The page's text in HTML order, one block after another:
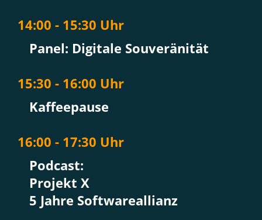
14:00 - 15:30 Uhr
Panel: Digitale Souveränität
15:30 - 16:00 Uhr
Kaffeepause
16:00 - 17:30 Uhr
Podcast:
Projekt X
5 Jahre Softwareallianz